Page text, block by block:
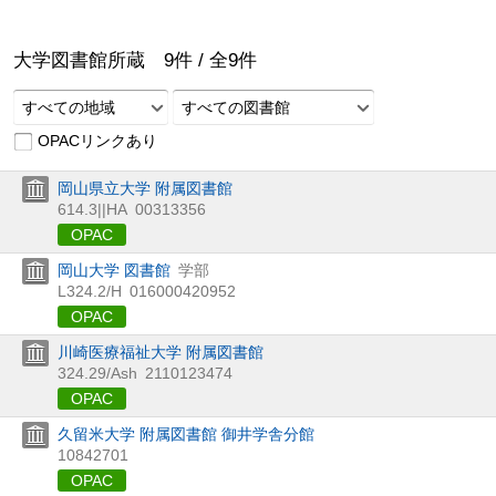
大学図書館所蔵 9件 / 全9件
すべての地域
すべての図書館
OPACリンクあり
岡山県立大学 附属図書館
614.3||HA 00313356
OPAC
岡山大学 図書館 学部
L324.2/H 016000420952
OPAC
川崎医療福祉大学 附属図書館
324.29/Ash 2110123474
OPAC
久留米大学 附属図書館 御井学舎分館
10842701
OPAC